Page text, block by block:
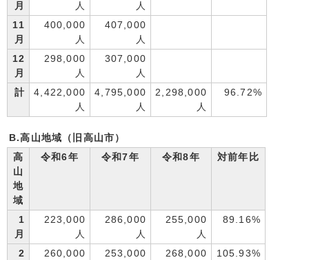
月
人
人
11
月
400,000
人
407,000
人
12
月
298,000
人
307,000
人
計
4,422,000
人
4,795,000
人
2,298,000
人
96.72%
B.高山地域（旧高山市）
高
山
地
域
令和6年 令和7年 令和8年 対前年比
1
月
223,000
人
286,000
人
255,000
人
89.16%
2
260,000
253,000
268,000
105.93%